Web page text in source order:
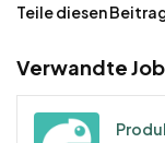
Teile diesen
Verwandte